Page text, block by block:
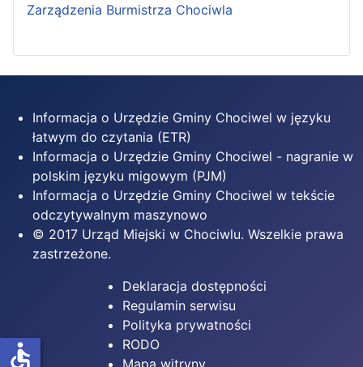
Zarządzenia Burmistrza Chociwla
Informacja o Urzędzie Gminy Chociwel w języku
łatwym do czytania (ETR)
Informacja o Urzędzie Gminy Chociwel - nagranie w
polskim języku migowym (PJM)
Informacja o Urzędzie Gminy Chociwel w tekście
odczytywalnym maszynowo
© 2017 Urząd Miejski w Chociwlu. Wszelkie prawa
zastrzeżone.
Deklaracja dostępności
Regulamin serwisu
Polityka prywatności
RODO
Mapa witryny
accessible